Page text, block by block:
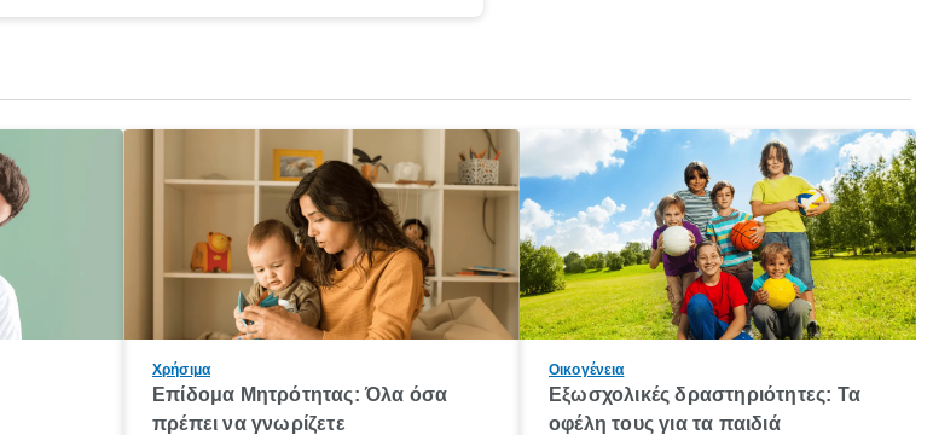
Χρήσιμα
Επίδομα Μητρότητας: Όλα όσα
πρέπει να γνωρίζετε
Οικογένεια
Εξωσχολικές δραστηριότητες: Τα
οφέλη τους για τα παιδιά